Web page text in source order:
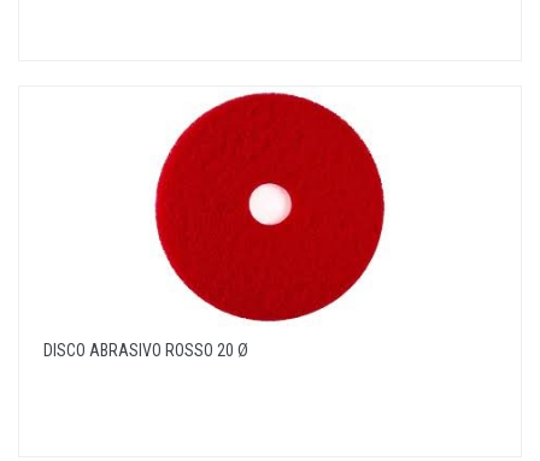
DISCO ABRASIVO ROSSO 20 Ø